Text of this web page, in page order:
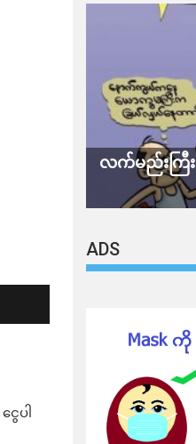
ပါ
လက်မည်းကြီး
ADS